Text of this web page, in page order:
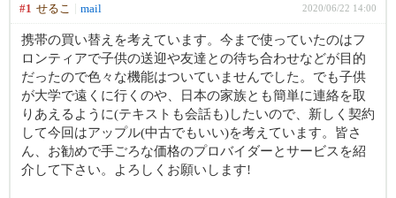
#1 せるこ mail 2020/06/22 14:00
携帯の買い替えを考えています。今まで使っていたのはフ
ロンティアで子供の送迎や友達との待ち合わせなどが目的
だったので色々な機能はついていませんでした。でも子供
が大学で遠くに行くのや、日本の家族とも簡単に連絡を取
りあえるように(テキストも会話も)したいので、新しく契約
して今回はアップル(中古でもいい)を考えています。皆さ
ん、お勧めで手ごろな価格のプロバイダーとサービスを紹
介して下さい。よろしくお願いします!